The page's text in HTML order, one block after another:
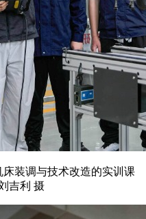
装调与技术改造的实训课
吉利 摄